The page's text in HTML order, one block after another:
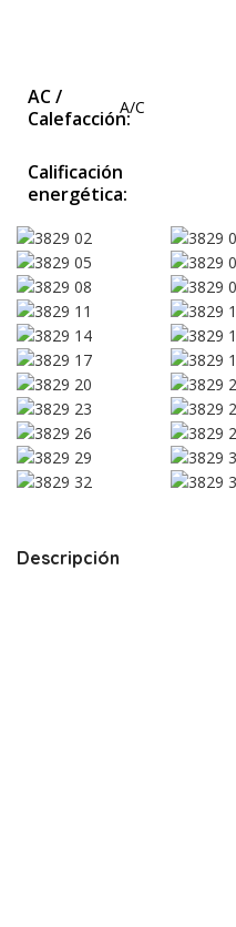
AC /
Calefacción:A/C
Calificación
energética:
Descripción